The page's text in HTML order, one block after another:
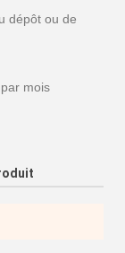
dépôt ou de
mois